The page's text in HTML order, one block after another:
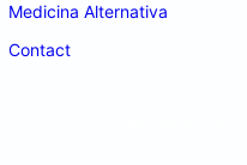
Medicina Alternativa
Contact